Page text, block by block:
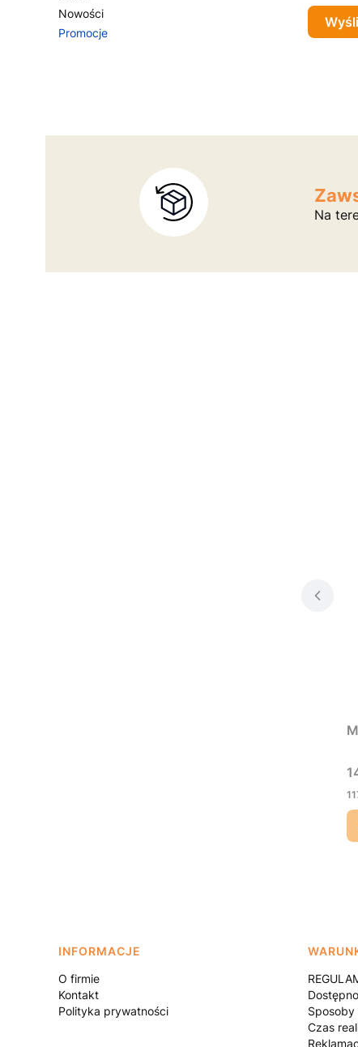
Nowości
Promocje
Na
Linki w stopce
INFORMACJE
O firmie
Kontakt
Polityka prywatności
Sposoby
Czas